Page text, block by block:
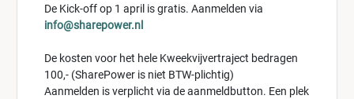
De Kick-off op 1 april is gratis. Aanmelden via
info@sharepower.nl
De kosten voor het hele Kweekvijvertraject bedragen
100,- (SharePower is niet BTW-plichtig)
Aanmelden is verplicht via de aanmeldbutton. Een plek